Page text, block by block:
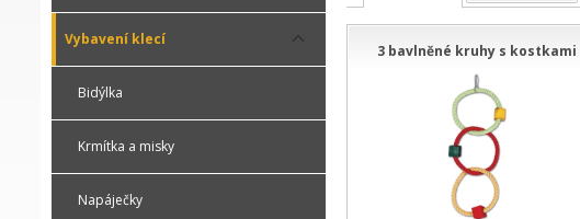
Vybavení klecí
Bidýlka
Krmítka a misky
Napáječky
3 bavlněné kruhy s kostkami